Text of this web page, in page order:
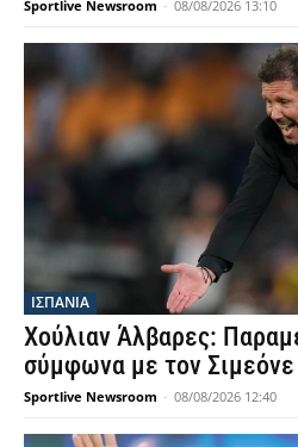
Sportlive Newsroom - 08/08/2026 13:10
ΙΣΠΑΝΙΑ
Χούλιαν Άλβαρες:
σύμφωνα με τον Σιμεόνε
Sportlive Newsroom - 08/08/2026 12:40